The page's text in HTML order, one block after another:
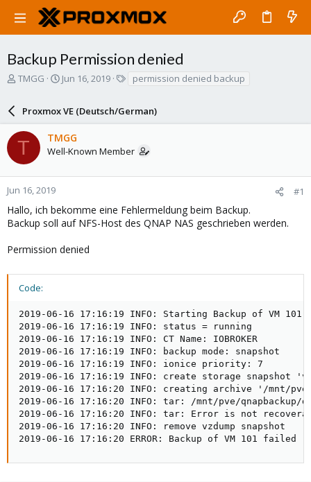
Backup Permission denied
T
a
d
t
a
r
e
r
TMGG
S
r
t
d
a
e
Jun 16, 2019
s
permission denied backup
Proxmox VE (Deutsch/German)
T TMGG
Well-Known Member
Jun 16, 2019 #1
Hallo, ich bekomme eine Fehlermeldung beim Backup.
Backup soll auf NFS-Host des QNAP NAS geschrieben werden.
Permission denied
Code:
2019-06-16 17:16:19 INFO: Starting Backup of VM
2019-06-16 17:16:19 INFO: status = running
2019-06-16 17:16:19 INFO: CT Name: IOBROKER
2019-06-16 17:16:19 INFO: backup mode: snapshot
2019-06-16 17:16:19 INFO: ionice priority: 7
2019-06-16 17:16:19 INFO: create storage snapshot
2019-06-16 17:16:20 INFO: creating archive '/mnt/pve/
2019-06-16 17:16:20 INFO: tar: /mnt/pve/qnapbackup/
2019-06-16 17:16:20 INFO: tar: Error is not
2019-06-16 17:16:20 INFO: remove vzdump snapshot
2019-06-16 17:16:20 ERROR: Backup of VM 101